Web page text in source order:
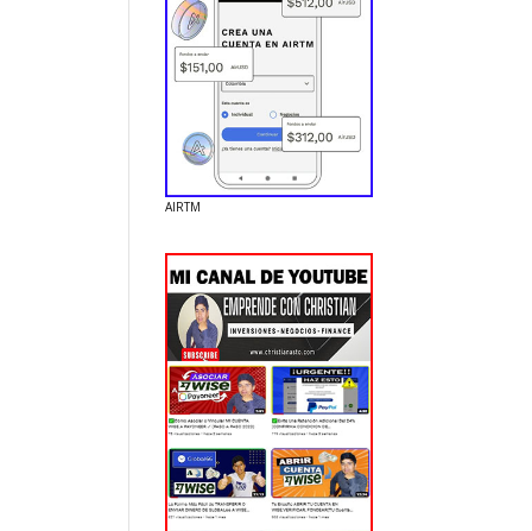
AIRTM